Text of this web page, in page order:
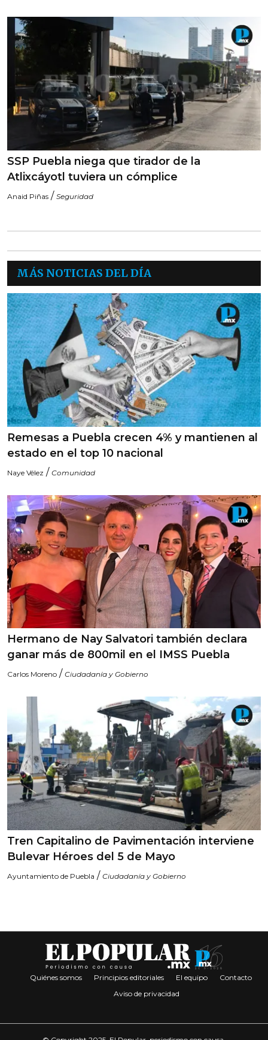
SSP Puebla niega que tirador de la
Atlixcáyotl tuviera un cómplice
Anaid Piñas / Seguridad
MÁS NOTICIAS DEL DÍA
Remesas a Puebla crecen 4% y mantienen al
estado en el top 10 nacional
Naye Vélez / Comunidad
Hermano de Nay Salvatori también declara
ganar más de 800mil en el IMSS Puebla
Carlos Moreno / Ciudadanía y Gobierno
Tren Capitalino de Pavimentación interviene
Bulevar Héroes del 5 de Mayo
Ayuntamiento de Puebla / Ciudadanía y Gobierno
Quiénes somos Principios editoriales El equipo
Contacto
Aviso de privacidad